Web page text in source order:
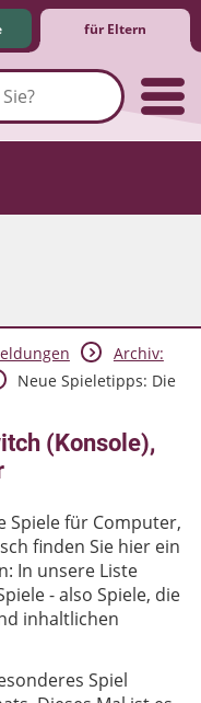
für Eltern
Archiv:
Neue Spieletipps: Die
(Konsole),
Spiele für Computer,
finden Sie hier ein
In unsere Liste
- also Spiele, die
inhaltlichen
Spiel